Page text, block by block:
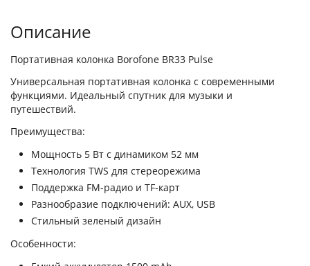
Описание
Портативная колонка Borofone BR33 Pulse
Универсальная портативная колонка с современными
функциями. Идеальный спутник для музыки и
путешествий.
Преимущества:
Мощность 5 Вт с динамиком 52 мм
Технология TWS для стереорежима
Поддержка FM-радио и TF-карт
Разнообразие подключений: AUX, USB
Стильный зеленый дизайн
Особенности: